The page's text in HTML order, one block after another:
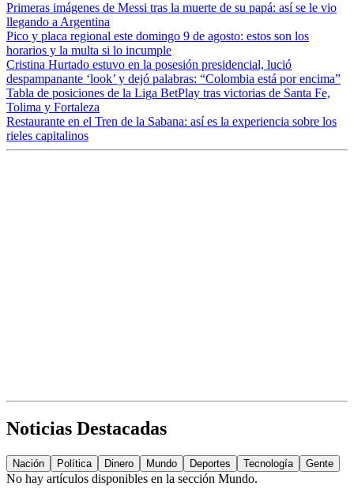
Primeras imágenes de Messi tras la muerte de su papá: así se le vio
llegando a Argentina
Pico y placa regional este domingo 9 de agosto: estos son los
horarios y la multa si lo incumple
Cristina Hurtado estuvo en la posesión presidencial, lució
despampanante ‘look’ y dejó palabras: “Colombia está por encima”
Tabla de posiciones de la Liga BetPlay tras victorias de Santa Fe,
Tolima y Fortaleza
Restaurante en el Tren de la Sabana: así es la experiencia sobre los
rieles capitalinos
Noticias Destacadas
Nación Política Dinero Mundo Deportes Tecnología Gente
No hay artículos disponibles en la sección Mundo.